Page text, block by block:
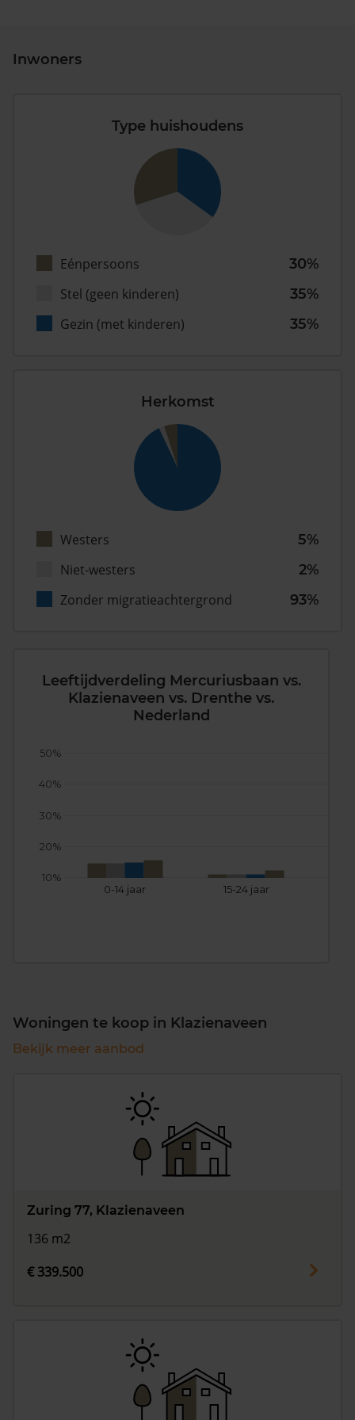
Inwoners
Type huishoudens
Eénpersoons
30%
Stel (geen kinderen)
35%
Gezin (met kinderen)
35%
Herkomst
Westers
5%
Niet-westers
2%
Zonder migratieachtergrond
93%
Leeftijdverdeling Mercuriusbaan vs.
Klazienaveen vs. Drenthe vs.
Nederland
0-14 jaar 15-24 jaar
10%
20%
30%
40%
50%
Woningen te koop in Klazienaveen
Bekijk meer aanbod
Zuring 77, Klazienaveen
136 m2
€ 339.500